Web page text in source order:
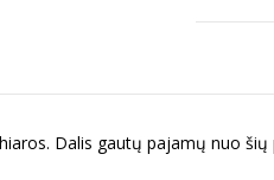
Dalis gautų pajamų nuo